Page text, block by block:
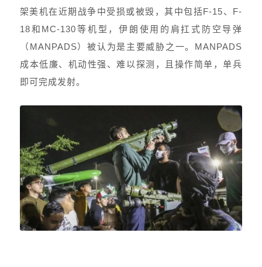
架美机在近期战争中受损或被毁，其中包括F-15、F-
18和MC-130等机型，伊朗使用的肩扛式防空导弹
（MANPADS）被认为是主要威胁之一。MANPADS
成本低廉、机动性强、难以探测，且操作简单，单兵
即可完成发射。